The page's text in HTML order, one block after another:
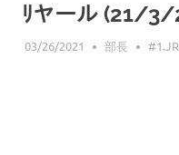
ﾘヤール (21/3/
03/26/2021 部長